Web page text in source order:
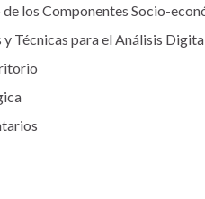
los Componentes Socio-
Técnicas para el Análisis